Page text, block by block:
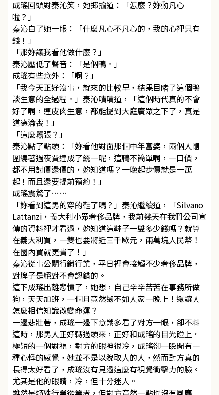
成瑤回頭對秦沁笑，她揶揄道：「怎麼？妳動凡心
啦？」
秦沁白了她一眼：「什麼凡心不凡心的，我的心裡只有
錢！」
「那妳讓我看他做什麼？」
秦沁壓低了聲音：「是個鴨。」
成瑤有些意外：「啊？」
「我今天正好沒事，就來的比較早，結果目睹了這個鴨
談生意的全過程。」秦沁嘖嘖道，「這個時代真的不會
好了啊，連皮肉生意，都能擺到大庭廣眾之下了，真是
道德淪喪！」
「這麼囂張？」
秦沁點了點頭：「妳看他對面那個中年富婆，兩個人剛
圍繞著過夜費達成了統一呢，這鴨不簡單啊，一口價，
都不用討價還價的，妳知道嗎？一晚起步價就是一萬
起！而且還要提前預約！」
成瑤震驚了……
「妳看到這男的穿的鞋了嗎？」秦沁繼續道，「Silvano
Lattanzi，義大利小眾奢侈品牌，我前幾天在我們公司宣
傳的資料裡才看過，妳知道這鞋子一雙多少錢嗎？就算
在義大利買，一雙也要將近三千歐元，兩萬塊人民幣！
在國內買就更貴了！」
秦沁從事公關行銷行業，平日裡會接觸不少奢侈品牌，
對牌子是絕對不會認錯的。
這下成瑤出離悲憤了，她想，自己辛辛苦苦在事務所做
狗，天天加班，一個月竟然還不如人家一晚上！還讓人
怎麼相信知識改變命運？
一邊悲壯著，成瑤一邊下意識多看了對方一眼，卻不料
這時，那男人正好轉過頭來，正好和成瑤的目光碰上。
極短的一個對視，對方的眼神很冷，成瑤卻一瞬間有一
種心悸的感覺，她並不是以貌取人的人，然而對方真的
長得太好看了，成瑤沒有見過這麼有視覺衝擊力的臉。
尤其是他的眼睛，冷，但十分迷人。
雖然是特殊行業從業者，但對方竟然一點也沒有風塵